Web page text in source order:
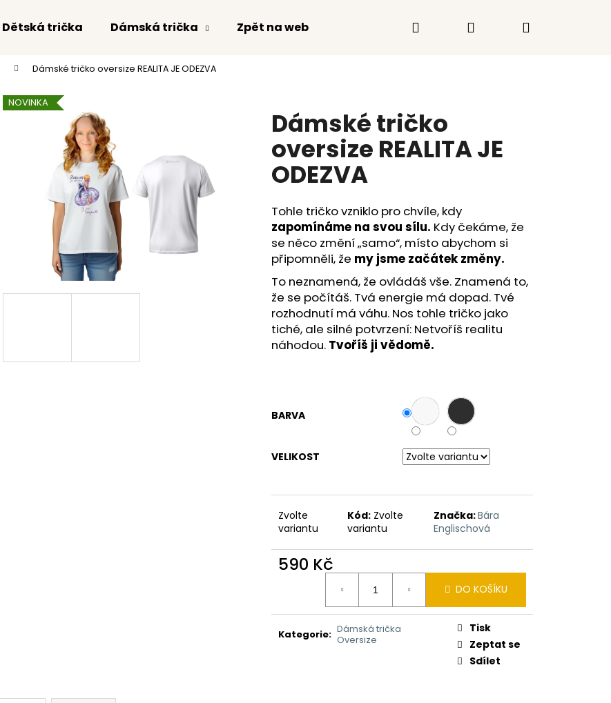
Dětská trička Dámská trička Zpět na web Hledat PřihlášeníNákupní
Dámské tričko oversize REALITA JE ODEZVA
Dámské tričko
oversize REALITA JE
ODEZVA
Tohle tričko vzniklo pro chvíle, kdy
zapomínáme na svou sílu. Kdy čekáme, že
se něco změní „samo“, místo abychom si
připomněli, že my jsme začátek změny.
To neznamená, že ovládáš vše. Znamená to,
že se počítáš. Tvá energie má dopad. Tvé
rozhodnutí má váhu. Nos tohle tričko jako
tiché, ale silné potvrzení: Netvoříš realitu
náhodou. Tvoříš ji vědomě.
BARVA
VELIKOST
Zvolte
variantu
Kód: Zvolte
variantu
Značka:Bára
Englischová
590 Kč
DO KOŠÍKU
Kategorie: Dámská trička
Oversize
Tisk
Zeptat se
Sdílet
NOVINKA
Co potřebujete najít?
Doporučujeme
Následující
PÁNSKÉ TRIČKO NO A?